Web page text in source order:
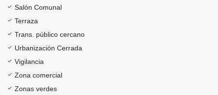
Salón Comunal
Terraza
Trans. público cercano
Urbanización Cerrada
Vigilancia
Zona comercial
Zonas verdes